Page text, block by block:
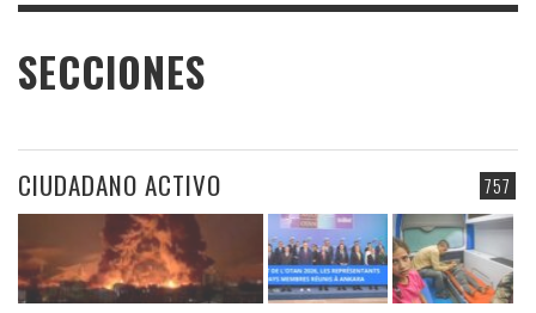
SECCIONES
757
CIUDADANO ACTIVO